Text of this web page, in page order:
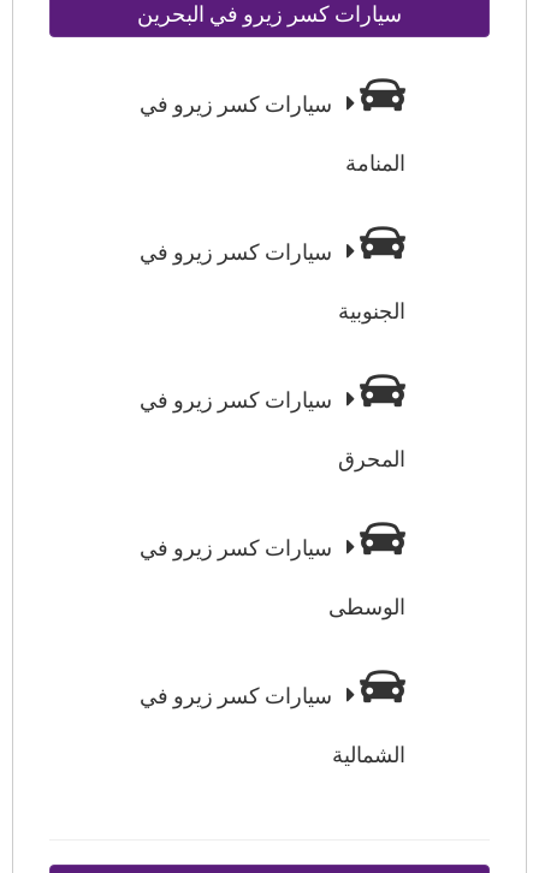
سيارات كسر زيرو في البحرين
سيارات كسر زيرو في
المنامة
سيارات كسر زيرو في
الجنوبية
سيارات كسر زيرو في
المحرق
سيارات كسر زيرو في
الوسطى
سيارات كسر زيرو في
الشمالية